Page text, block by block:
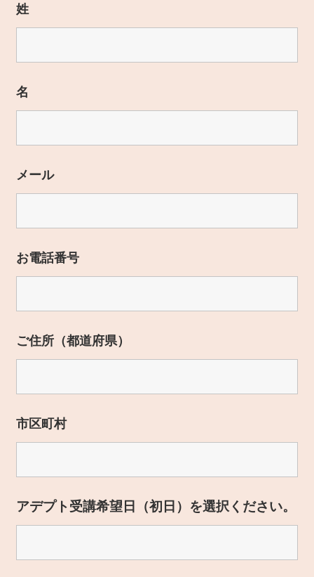
姓
名
メール
お電話番号
ご住所（都道府県）
市区町村
アデプト受講希望日（初日）を選択ください。